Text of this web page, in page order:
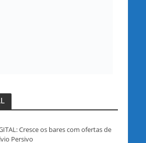
Cresce os bares com ofertas de
Persivo